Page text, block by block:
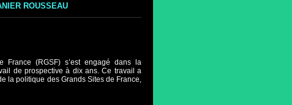
ROUSSEAU
(RGSF) s’est engagé dans la
de prospective à dix ans. Ce travail a
la politique des Grands Sites de France,